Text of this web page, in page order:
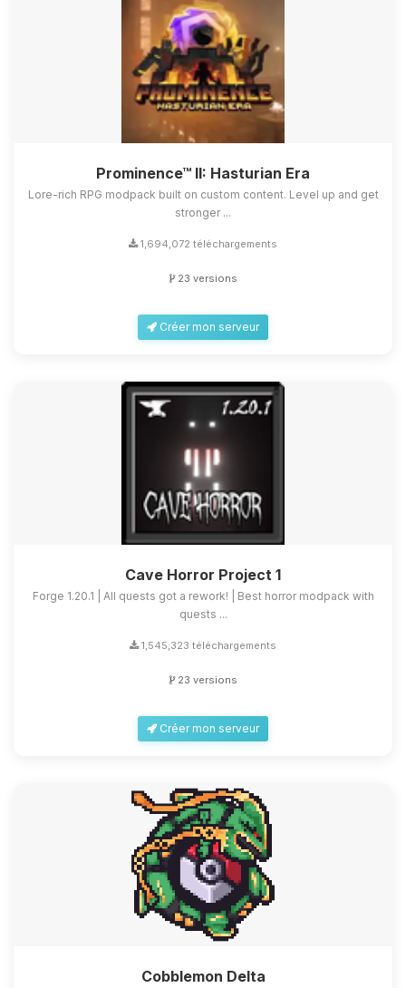
Prominence™ II: Hasturian Era
Lore-rich RPG modpack built on custom content. Level up and get
stronger ...
1,694,072 téléchargements
23 versions
Créer mon serveur
Cave Horror Project 1
Forge 1.20.1 | All quests got a rework! | Best horror modpack with
quests ...
1,545,323 téléchargements
23 versions
Créer mon serveur
Cobblemon Delta